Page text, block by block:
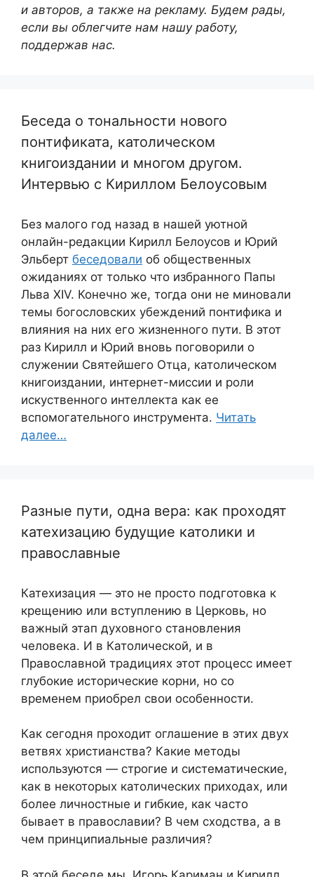
и авторов, а также на рекламу. Будем рады,
если вы облегчите нам нашу работу,
поддержав нас.
Беседа о тональности нового
понтификата, католическом
книгоиздании и многом другом.
Интервью с Кириллом Белоусовым
Без малого год назад в нашей уютной
онлайн-редакции Кирилл Белоусов и Юрий
Эльберт беседовали об общественных
ожиданиях от только что избранного Папы
Льва XIV. Конечно же, тогда они не миновали
темы богословских убеждений понтифика и
влияния на них его жизненного пути. В этот
раз Кирилл и Юрий вновь поговорили о
служении Святейшего Отца, католическом
книгоиздании, интернет-миссии и роли
искуственного интеллекта как ее
вспомогательного инструмента. Читать
далее…
Разные пути, одна вера: как проходят
катехизацию будущие католики и
православные
Катехизация — это не просто подготовка к
крещению или вступлению в Церковь, но
важный этап духовного становления
человека. И в Католической, и в
Православной традициях этот процесс имеет
глубокие исторические корни, но со
временем приобрел свои особенности.
Как сегодня проходит оглашение в этих двух
ветвях христианства? Какие методы
используются — строгие и систематические,
как в некоторых католических приходах, или
более личностные и гибкие, как часто
бывает в православии? В чем сходства, а в
чем принципиальные различия?